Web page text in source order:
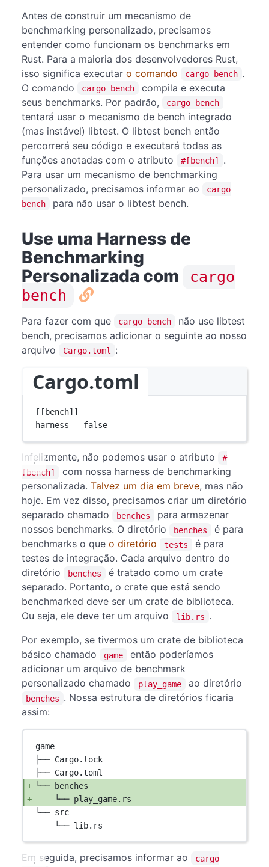
Antes de construir um mecanismo de
benchmarking personalizado, precisamos
entender como funcionam os benchmarks em
Rust. Para a maioria dos desenvolvedores Rust,
isso significa executar o comando cargo bench .
O comando
cargo bench
compila e executa
seus benchmarks. Por padrão,
cargo bench
tentará usar o mecanismo de bench integrado
(mas instável) libtest. O libtest bench então
percorrerá seu código e executará todas as
funções anotadas com o atributo
#[bench]
.
Para usar um mecanismo de benchmarking
personalizado, precisamos informar ao
cargo
bench
para não usar o libtest bench.
Use uma Harness de
Benchmarking
Personalizada com
cargo
bench
Para fazer com que cargo bench
não use libtest
bench, precisamos adicionar o seguinte ao nosso
arquivo
Cargo.toml :
Cargo.toml
[[ bench]]
harness = false
Infelizmente, não podemos usar o atributo
#
[bench]
com nossa harness de benchmarking
personalizada. Talvez um dia em breve, mas não
hoje. Em vez disso, precisamos criar um diretório
separado chamado
benches
para armazenar
nossos benchmarks. O diretório
benches
é para
benchmarks o que o diretório tests
é para
testes de integração. Cada arquivo dentro do
diretório
benches
é tratado como um crate
separado. Portanto, o crate que está sendo
benchmarked deve ser um crate de biblioteca.
Ou seja, ele deve ter um arquivo
lib.rs .
Por exemplo, se tivermos um crate de biblioteca
básico chamado
game
então poderíamos
adicionar um arquivo de benchmark
personalizado chamado
play_game ao diretório
benches . Nossa estrutura de diretórios ficaria
assim:
game
├── Cargo.lock
├── Cargo.toml
└── benches
└── play_game.rs
└── src
└── lib.rs
Em seguida, precisamos informar ao cargo